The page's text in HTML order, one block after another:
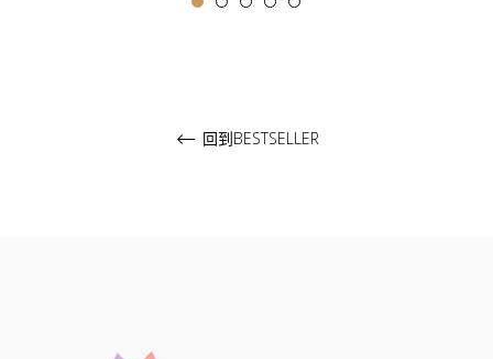
回到BESTSELLER